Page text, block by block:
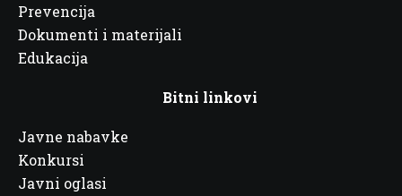
Prevencija
Dokumenti i materijali
Edukacija
Bitni linkovi
Javne nabavke
Konkursi
Javni oglasi